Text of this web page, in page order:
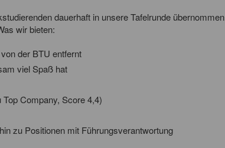
dauerhaft in unsere Tafelrunde
wir bieten:
der BTU entfernt
viel Spaß hat
Company, Score 4,4)
zu Positionen mit Führungsverantwortung